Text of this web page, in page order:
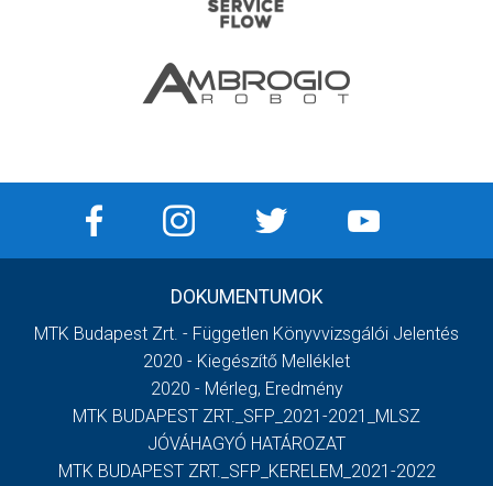
DOKUMENTUMOK
MTK Budapest Zrt. - Független Könyvvizsgálói Jelentés
2020 - Kiegészítő Melléklet
2020 - Mérleg, Eredmény
MTK BUDAPEST ZRT._SFP_2021-2021_MLSZ
JÓVÁHAGYÓ HATÁROZAT
MTK BUDAPEST ZRT._SFP_KERELEM_2021-2022